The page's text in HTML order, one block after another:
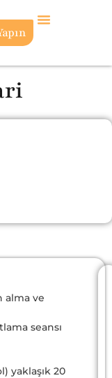
alma ve
seansı
yaklaşık 20